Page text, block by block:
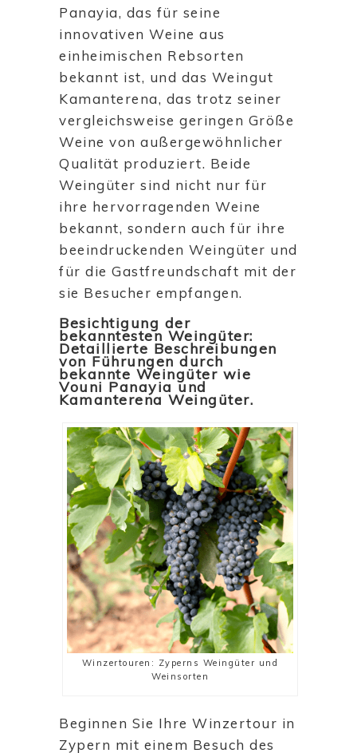
Panayia, das für seine
innovativen Weine aus
einheimischen Rebsorten
bekannt ist, und das Weingut
Kamanterena, das trotz seiner
vergleichsweise geringen Größe
Weine von außergewöhnlicher
Qualität produziert. Beide
Weingüter sind nicht nur für
ihre hervorragenden Weine
bekannt, sondern auch für ihre
beeindruckenden Weingüter und
für die Gastfreundschaft mit der
sie Besucher empfangen.
Besichtigung der
bekanntesten Weingüter:
Detaillierte Beschreibungen
von Führungen durch
bekannte Weingüter wie
Vouni Panayia und
Kamanterena Weingüter.
Winzertouren: Zyperns Weingüter und
Weinsorten
Beginnen Sie Ihre Winzertour in
Zypern mit einem Besuch des